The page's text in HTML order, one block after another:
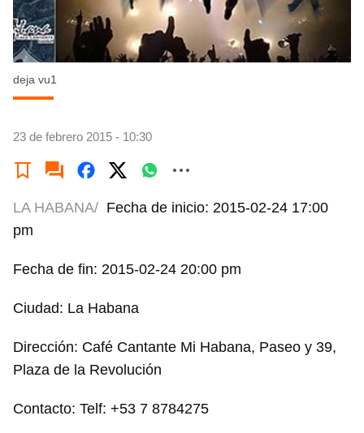
deja vu1
23 de febrero 2015 - 10:30
LA HABANA/ Fecha de inicio: 2015-02-24 17:00
pm
Fecha de fin: 2015-02-24 20:00 pm
Ciudad: La Habana
Dirección: Café Cantante Mi Habana, Paseo y 39,
Plaza de la Revolución
Contacto: Telf: +53 7 8784275